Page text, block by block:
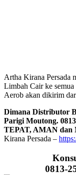
Artha Kirana Persada
Limbah Cair ke
Aerob akan dikirim
Dimana Distributor
Parigi Moutong.
TEPAT, AMAN
Kirana Persada –
0813-